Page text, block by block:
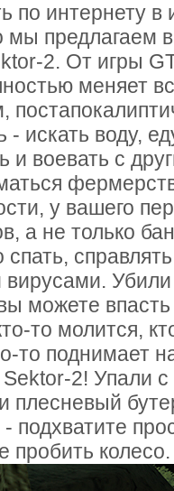
по интернету
мы предлагаем
2. От игры
меняет
искать воду,
и воевать с
у вашего
а не только
вирусами.
можете
то молится,
то поднимает
Sektor-2! Упали
плесневый
пробить колесо.